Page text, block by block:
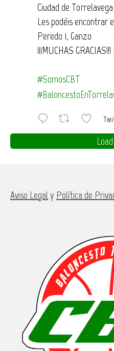
Ciudad de
Les podéis encontrar
Peredo 1, Ganzo
¡¡¡MUCHAS GRACIAS!!!
#SomosCBT
Aviso Legaly Política de